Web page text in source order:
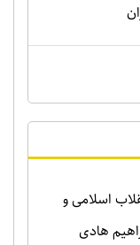
اسلامی و
هادی